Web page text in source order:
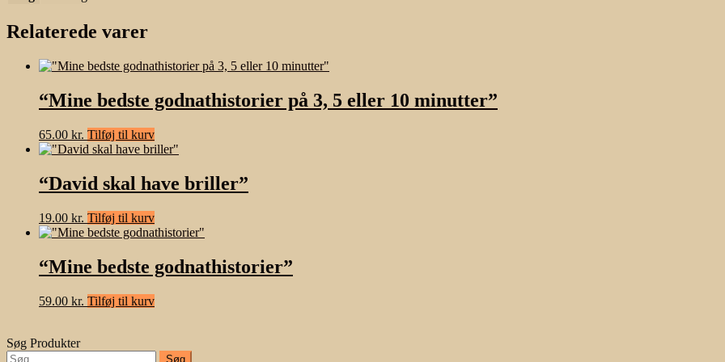
Relaterede varer
“Mine bedste godnathistorier på 3, 5 eller 10 minutter”
65.00 kr. Tilføj til kurv
“David skal have briller”
19.00 kr. Tilføj til kurv
“Mine bedste godnathistorier”
59.00 kr. Tilføj til kurv
Søg Produkter
Søg